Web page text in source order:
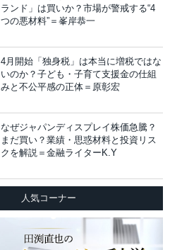
ランド」は買いか？市場が警戒する“4
つの悪材料”＝峯岸恭一
4月開始「独身税」は本当に増税ではな
いのか？子ども・子育て支援金の仕組
みと不公平感の正体＝原彰宏
なぜジャパンディスプレイ株価急騰？
まだ買い？業績・思惑材料と投資リス
クを解説＝金融ライターK.Y
人気コーナー